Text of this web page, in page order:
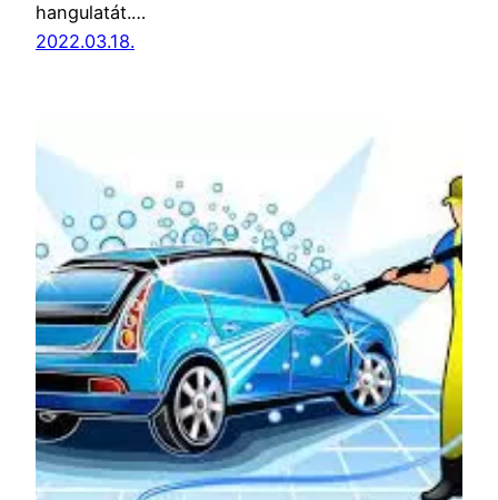
hangulatát.…
2022.03.18.